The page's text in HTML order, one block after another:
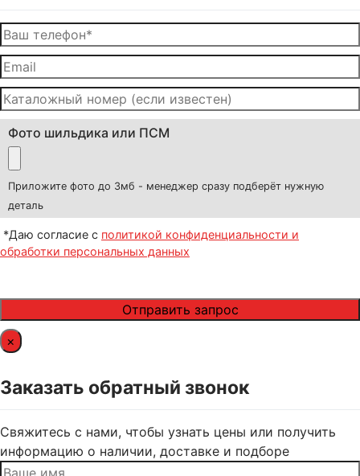
Фото шильдика или ПСМ
Приложите фото до 3мб - менеджер сразу подберёт нужную
деталь
*Даю согласие с политикой конфиденциальности и
обработки персональных данных
×
Заказать обратный звонок
Свяжитесь с нами, чтобы узнать цены или получить
информацию о наличии, доставке и подборе